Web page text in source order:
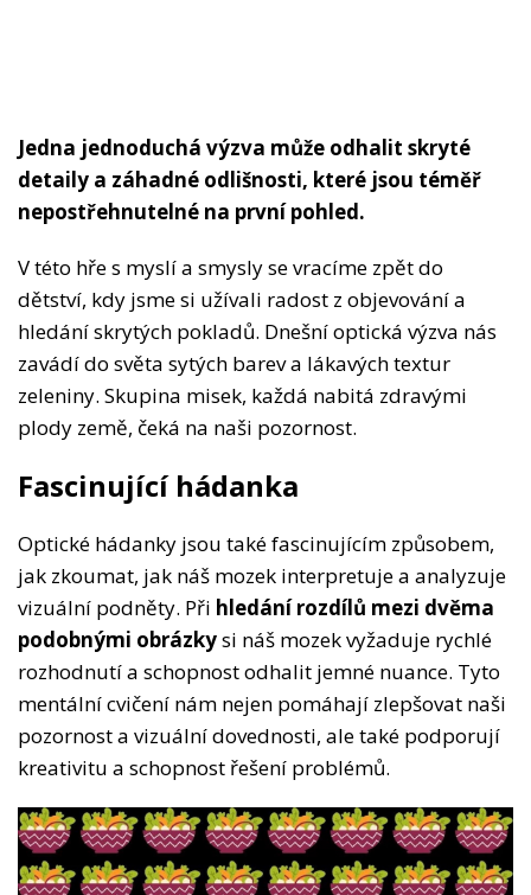
Jedna jednoduchá výzva může odhalit skryté
detaily a záhadné odlišnosti, které jsou téměř
nepostřehnutelné na první pohled.
V této hře s myslí a smysly se vracíme zpět do
dětství, kdy jsme si užívali radost z objevování a
hledání skrytých pokladů. Dnešní optická výzva nás
zavádí do světa sytých barev a lákavých textur
zeleniny. Skupina misek, každá nabitá zdravými
plody země, čeká na naši pozornost.
Fascinující hádanka
Optické hádanky jsou také fascinujícím způsobem,
jak zkoumat, jak náš mozek interpretuje a analyzuje
vizuální podněty. Při hledání rozdílů mezi dvěma
podobnými obrázkysi náš mozek vyžaduje rychlé
rozhodnutí a schopnost odhalit jemné nuance. Tyto
mentální cvičení nám nejen pomáhají zlepšovat naši
pozornost a vizuální dovednosti, ale také podporují
kreativitu a schopnost řešení problémů.